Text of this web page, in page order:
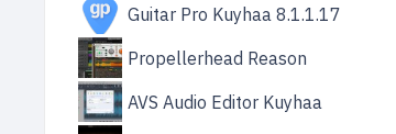
Guitar Pro Kuyhaa 8.1.1.17
Propellerhead Reason
AVS Audio Editor Kuyhaa